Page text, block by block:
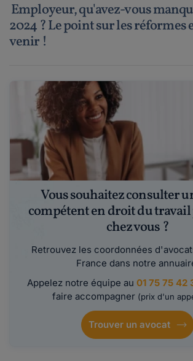
Employeur, qu'avez-vous
2024 ? Le point sur les réformes
venir !
Vous souhaitez consulter
compétent en droit du travail
chez vous ?
Retrouvez les coordonnées
France dans notre
Appelez notre équipe au 01 75 75 42
faire accompagner (prix d'un
Trouver un avocat